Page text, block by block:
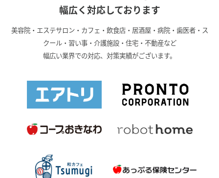
幅広く対応しております
美容院・エステサロン・カフェ・飲食店・居酒屋・病院・歯医者・ス
クール・習い事・介護施設・住宅・不動産など
幅広い業界での対応、対策実績がございます。